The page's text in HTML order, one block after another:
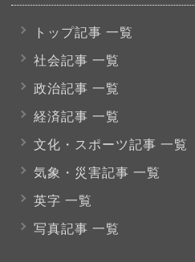
トップ記事 一覧
社会記事 一覧
政治記事 一覧
経済記事 一覧
文化・スポーツ記事 一覧
気象・災害記事 一覧
英字 一覧
写真記事 一覧